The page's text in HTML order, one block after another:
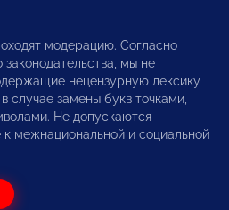
модерацию. Согласно
мы не
нецензурную лексику
случае замены букв точками,
Не допускаются
межнациональной и социальной